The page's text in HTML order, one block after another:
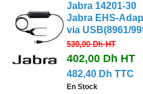
Jabra 14201-30
Jabra EHS-
via USB(8961/
530,00 DhHT
402,00 Dh HT
482,40 Dh TTC
En Stock